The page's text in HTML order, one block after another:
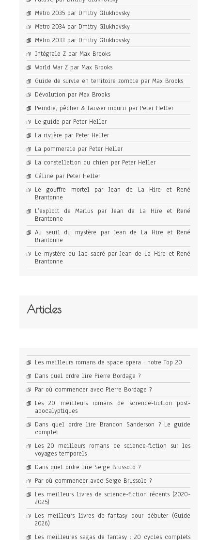
Metro 2035 par Dmitry Glukhovsky
Metro 2034 par Dmitry Glukhovsky
Metro 2033 par Dmitry Glukhovsky
Intégrale Z par Max Brooks
World War Z par Max Brooks
Guide de survie en territoire zombie par Max Brooks
Dévolution par Max Brooks
Peindre, pêcher & laisser mourir par Peter Heller
Le guide par Peter Heller
La rivière par Peter Heller
La pommeraie par Peter Heller
La constellation du chien par Peter Heller
Céline par Peter Heller
Le gouffre mortel par Jean de La Hire et René
Brantonne
L’exploit de Marius par Jean de La Hire et René
Brantonne
Au seuil du mystère par Jean de La Hire et René
Brantonne
Le mystère du lac sacré par Jean de La Hire et René
Brantonne
Articles
Les meilleurs romans de space opera : notre Top 20
Dans quel ordre lire Pierre Bordage ?
Par où commencer avec Pierre Bordage ?
Les 20 meilleurs romans de science-fiction post-
apocalyptiques
Dans quel ordre lire Brandon Sanderson ? Le guide
complet
Les 20 meilleurs romans de science-fiction sur les
voyages temporels
Dans quel ordre lire Serge Brussolo ?
Par où commencer avec Serge Brussolo ?
Les meilleurs livres de science-fiction récents (2020-
2025)
Les meilleurs livres de fantasy pour débuter (Guide
2026)
Les meilleures sagas de fantasy : 20 cycles complets